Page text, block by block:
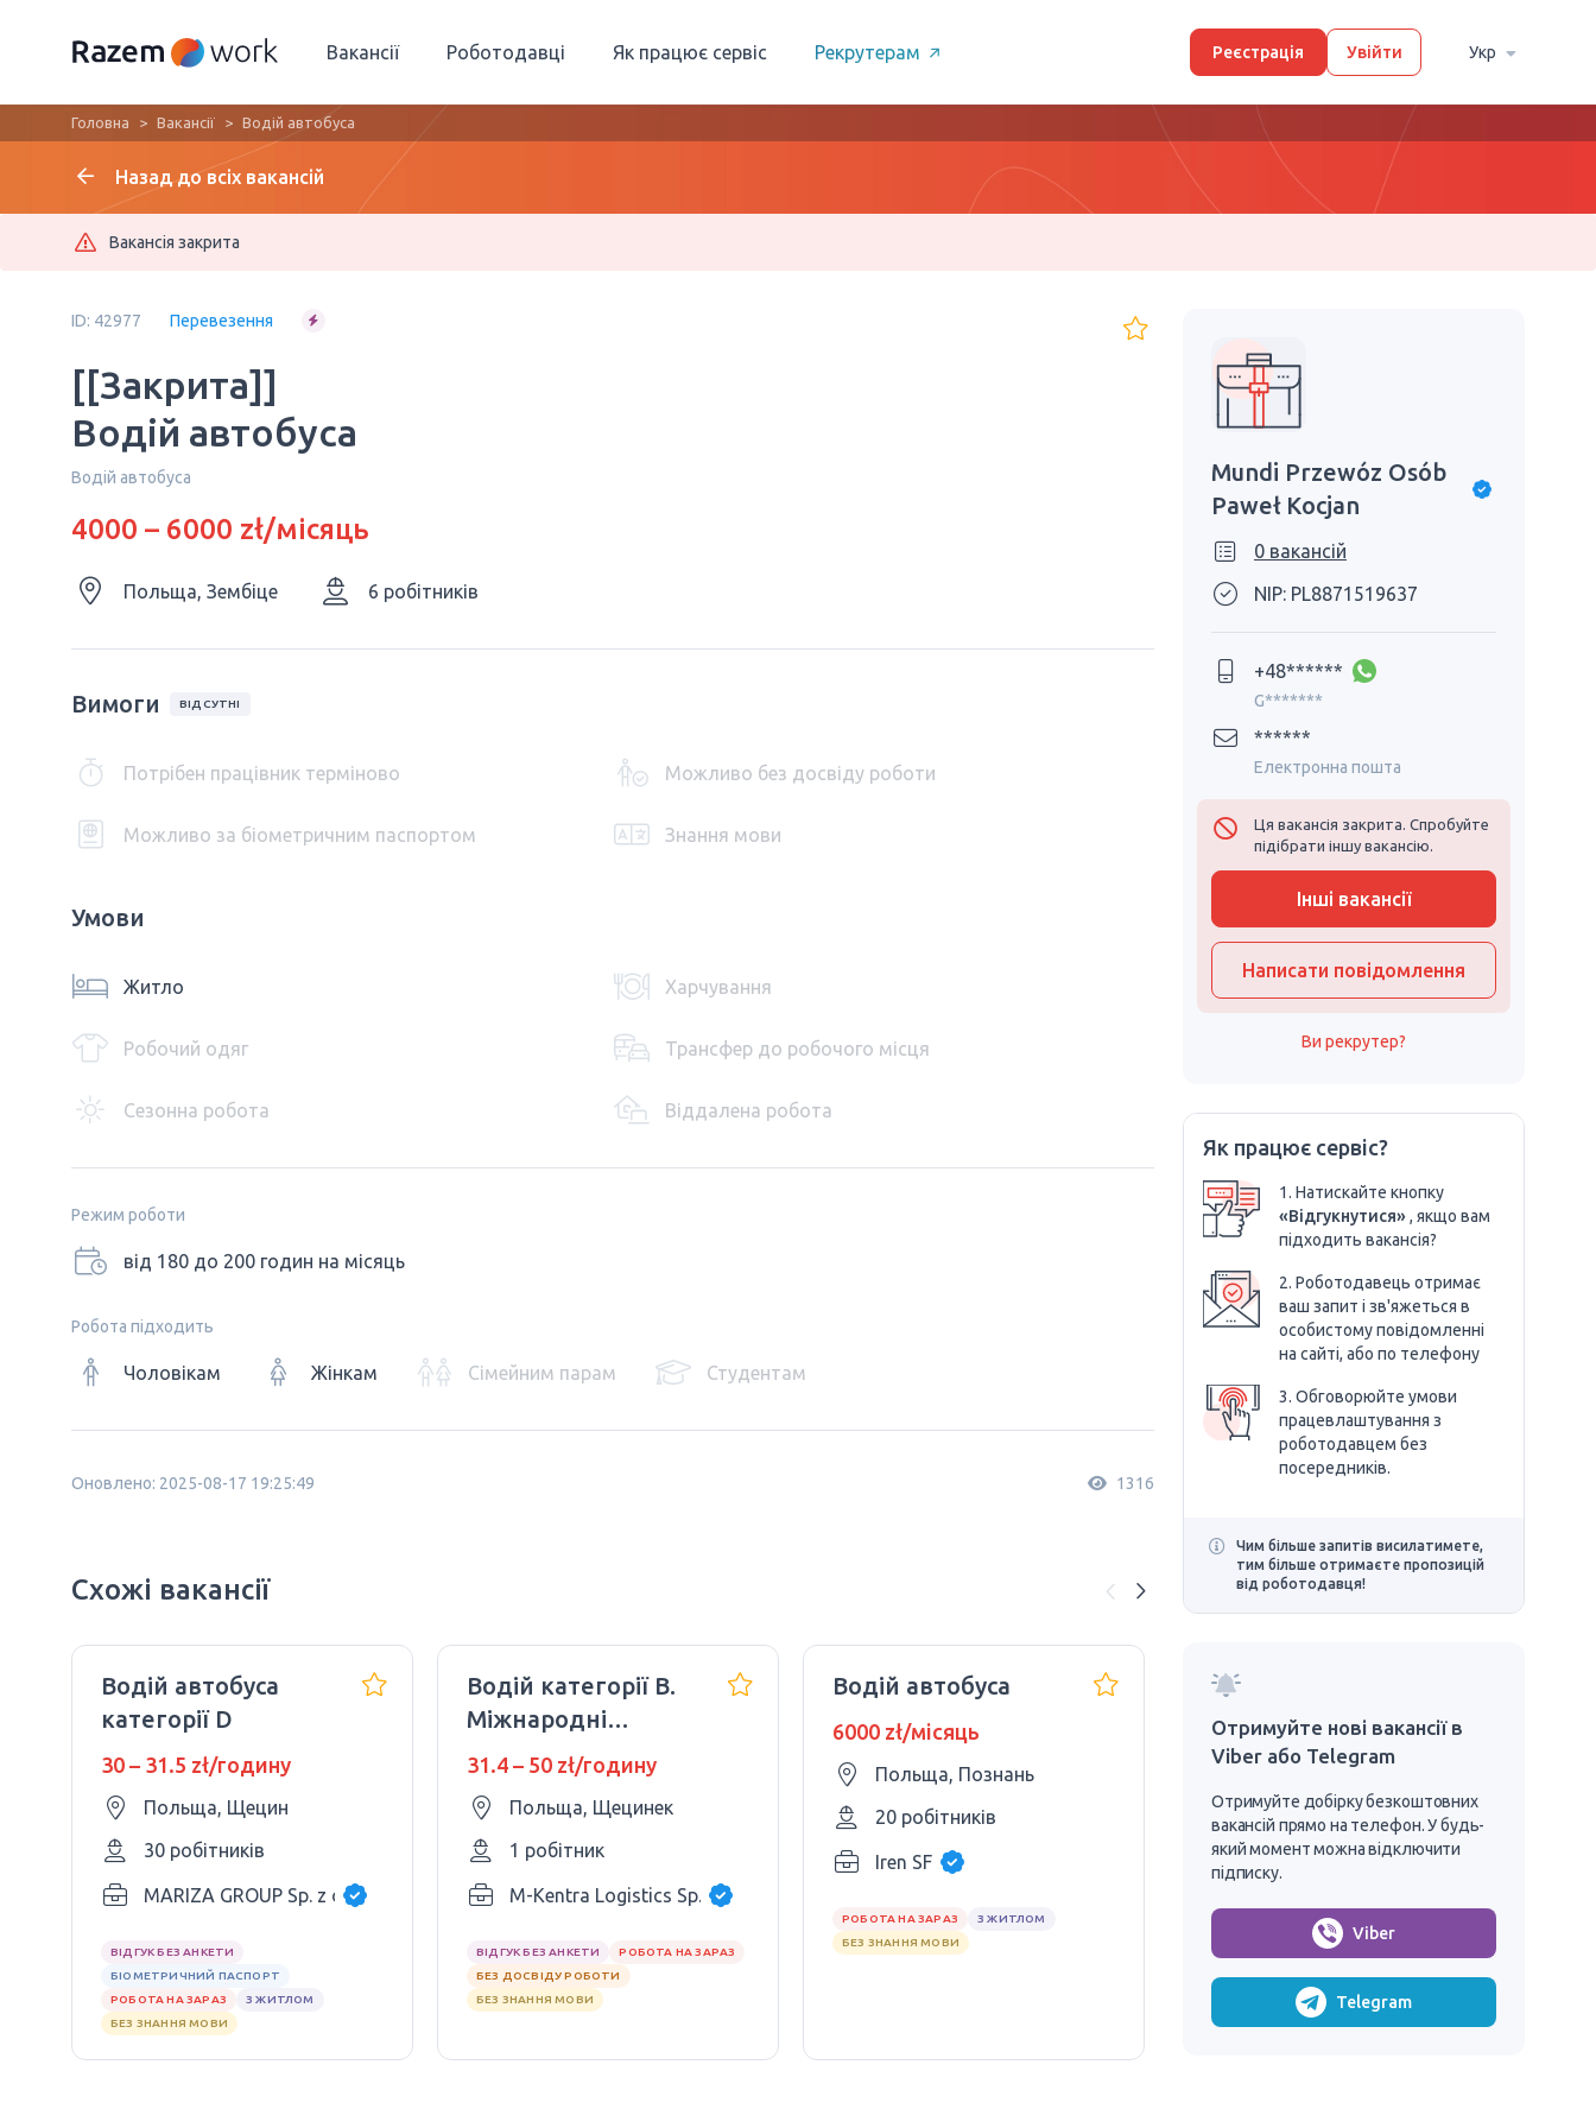
Вакансії Роботодавці Як працює сервіс Рекрутерам Реєстрація Увійти Укр
Головна Вакансії Водій автобуса
Назад до всіх вакансій
Вакансія закрита
ID: 42977 Перевезення
[[Закрита]]
Водій автобуса
Водій автобуса
4000 – 6000 zł/місяць
Польща, Зембіце 6 робітників
Вимоги ВІДСУТНІ
Потрібен працівник терміново Можливо без досвіду роботи
Можливо за біометричним паспортом Знання мови
Умови
Житло Харчування
Робочий одяг Трансфер до робочого місця
Сезонна робота Віддалена робота
Режим роботи
від 180 до 200 годин на місяць
Робота підходить
Чоловікам Жінкам Сімейним парам Студентам
Оновлено: 2025-08-17 19:25:49 1316
Схожі вакансії
Водій автобуса
категорії D
30 – 31.5 zł/годину
Польща, Щецин
30 робітників
MARIZA GROUP Sp. z o.o.
ВІДГУК БЕЗ АНКЕТИ
БІОМЕТРИЧНИЙ ПАСПОРТ
РОБОТА НА ЗАРАЗ
З ЖИТЛОМ
БЕЗ ЗНАННЯ МОВИ
Водій категорії B.
Міжнародні
перевезення. 350
злотих на день.
31.4 – 50 zł/годину
Польща, Щецинек
1 робітник
M-Kentra Logistics Sp. z o.o
ВІДГУК БЕЗ АНКЕТИ
РОБОТА НА ЗАРАЗ
БЕЗ ДОСВІДУ РОБОТИ
БЕЗ ЗНАННЯ МОВИ
Водій автобуса
6000 zł/місяць
Польща, Познань
20 робітників
Iren SF
РОБОТА НА ЗАРАЗ
З ЖИТЛОМ
БЕЗ ЗНАННЯ МОВИ
водій категорії D
30 zł/годину
Польща, Щецин
30 робітників
MindBusiness
ВІДГУК БЕЗ АНКЕТИ
Mundi Przewóz Osób
Paweł Kocjan
0 вакансій
NIP: PL8871519637
+48******
G*******
******
Електронна пошта
Ця вакансія закрита. Спробуйте
підібрати іншу вакансію.
Інші вакансії
Написати повідомлення
Ви рекрутер?
Як працює сервіс?
1. Натискайте кнопку
«Відгукнутися», якщо вам
підходить вакансія?
2. Роботодавець отримає
ваш запит і зв'яжеться в
особистому повідомленні
на сайті, або по телефону
3. Обговорюйте умови
працевлаштування з
роботодавцем без
посередників.
Чим більше запитів висилатимете,
тим більше отримаєте пропозицій
від роботодавця!
Отримуйте нові вакансії в
Viber або Telegram
Отримуйте добірку безкоштовних
вакансій прямо на телефон. У будь-
який момент можна відключити
підписку.
Viber
Telegram